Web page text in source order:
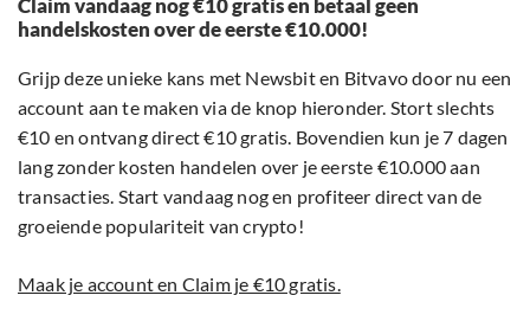
Claim vandaag nog €10 gratis en betaal geen
handelskosten over de eerste €10.000!
Grijp deze unieke kans met Newsbit en Bitvavo door nu een
account aan te maken via de knop hieronder. Stort slechts
€10 en ontvang direct €10 gratis. Bovendien kun je 7 dagen
lang zonder kosten handelen over je eerste €10.000 aan
transacties. Start vandaag nog en profiteer direct van de
groeiende populariteit van crypto!
Maak je account en Claim je €10 gratis.